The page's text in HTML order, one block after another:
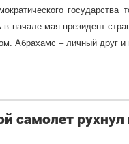
государства
начале мая президент
Абрахамс – личный друг
самолет